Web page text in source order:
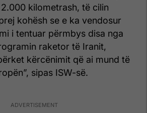
kilometrash, të cilin
kohësh se e ka vendosur
i tentuar përmbys disa nga
raketor të Iranit,
kërcënimit që ai mund të
sipas ISW-së.